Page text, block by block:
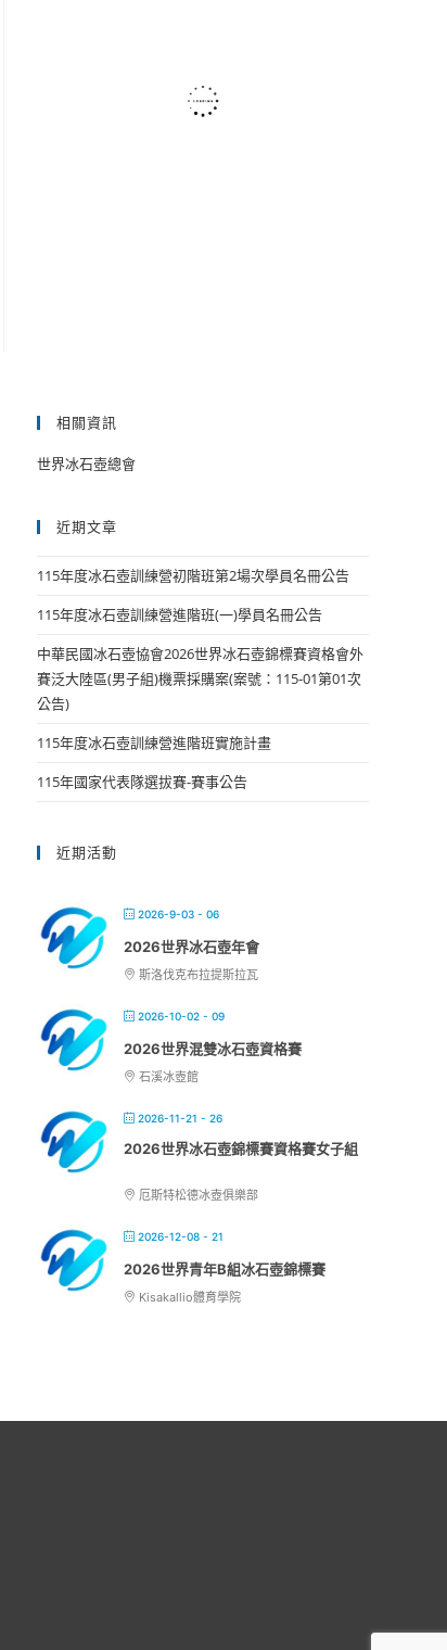
相關資訊
世界冰石壺總會
近期文章
115年度冰石壺訓練營初階班第2場次學員名冊公告
115年度冰石壺訓練營進階班(一)學員名冊公告
中華民國冰石壺協會2026世界冰石壺錦標賽資格會外
賽泛大陸區(男子組)機票採購案(案號：115-01第01次
公告)
115年度冰石壺訓練營進階班實施計畫
115年國家代表隊選拔賽-賽事公告
近期活動
2026-9-03 - 06
2026世界冰石壺年會
斯洛伐克布拉提斯拉瓦
2026-10-02 - 09
2026世界混雙冰石壺資格賽
石溪冰壺館
2026-11-21 - 26
2026世界冰石壺錦標賽資格賽女子組
厄斯特松德冰壺俱樂部
2026-12-08 - 21
2026世界青年B組冰石壺錦標賽
Kisakallio體育學院